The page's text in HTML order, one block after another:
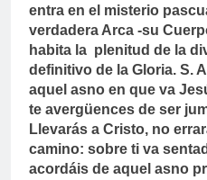
entra en el misterio
verdadera Arca -su
habita la plenitud de la
definitivo de la Gloria. S.
aquel asno en que va
te avergüences de ser
Llevarás a Cristo, no
camino: sobre ti va
acordáis de aquel asno